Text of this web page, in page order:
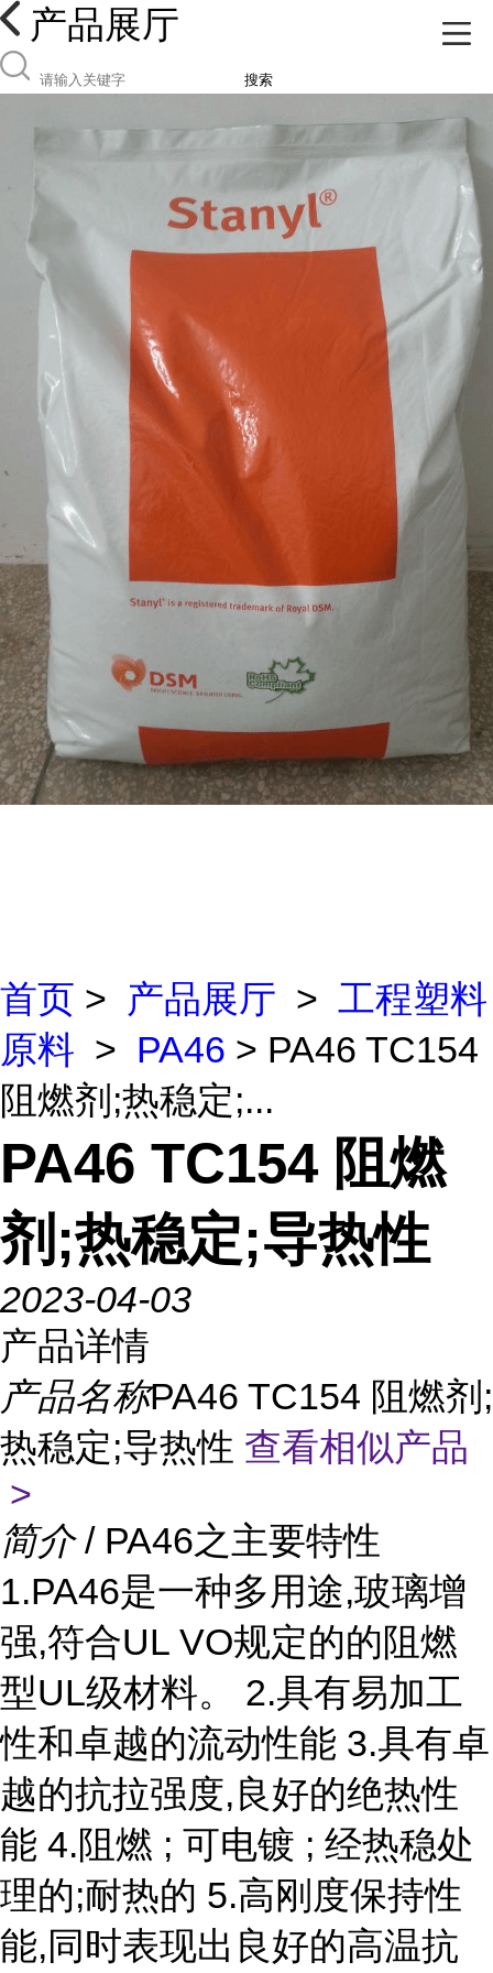
产品展厅
搜索
首页 > 产品展厅 > 工程塑料
原料 > PA46 > PA46 TC154
阻燃剂;热稳定;...
PA46 TC154 阻燃
剂;热稳定;导热性
2023-04-03
产品详情
产品名称PA46 TC154 阻燃剂;
热稳定;导热性 查看相似产品
>
简介 / PA46之主要特性
1.PA46是一种多用途,玻璃增
强,符合UL VO规定的的阻燃
型UL级材料。 2.具有易加工
性和卓越的流动性能 3.具有卓
越的抗拉强度,良好的绝热性
能 4.阻燃 ; 可电镀 ; 经热稳处
理的;耐热的 5.高刚度保持性
能,同时表现出良好的高温抗